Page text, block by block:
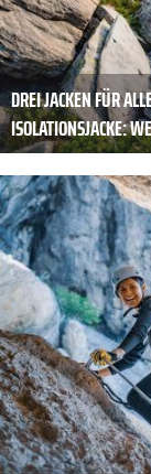
DREI JACKEN FÜR
ISOLATIONSJACKE: